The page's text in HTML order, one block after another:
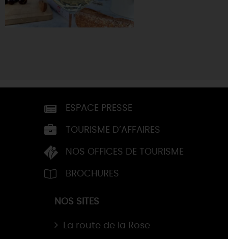
ESPACE PRESSE
TOURISME D’AFFAIRES
NOS OFFICES DE TOURISME
BROCHURES
NOS SITES
La route de la Rose